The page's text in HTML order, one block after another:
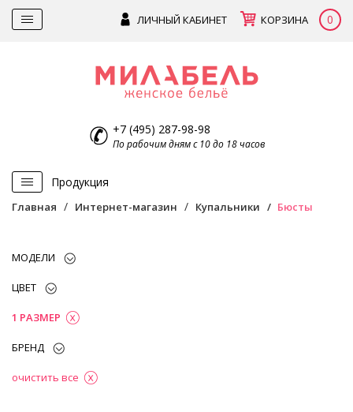
ЛИЧНЫЙ КАБИНЕТ КОРЗИНА 0
+7 (495) 287-98-98
По рабочим дням с 10 до 18 часов
Продукция
Главная Интернет-магазин Купальники Бюсты
МОДЕЛИ
ЦВЕТ
1 РАЗМЕР
БРЕНД
очистить все